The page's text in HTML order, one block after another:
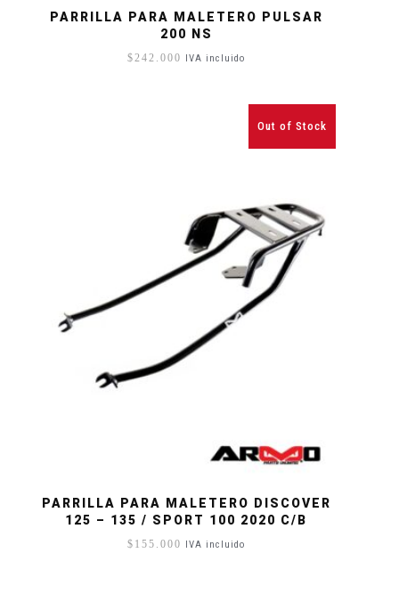
PARRILLA PARA MALETERO PULSAR
200 NS
$ 242.000 IVA incluido
PARRILLA PARA MALETERO DISCOVER
125 – 135 / SPORT 100 2020 C/B
$ 155.000 IVA incluido
Out of Stock